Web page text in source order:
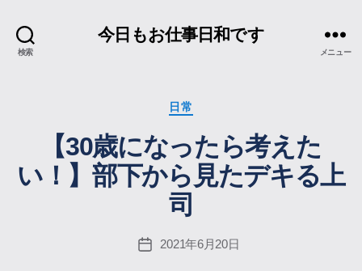
検索
今日もお仕事日和です
メニュー
カ
ゴ
リ
ー
日常
【30歳になったら考えた
い！】部下から見たデキる上
司
投
2021年6月20日